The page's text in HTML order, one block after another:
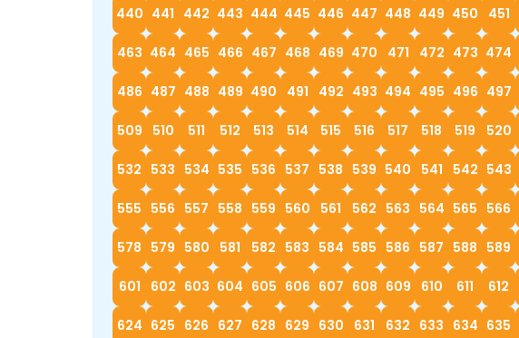
440 441 442 443 444 445 446 447 448 449 450 451
463 464 465 466 467 468 469 470 471 472 473 474
486 487 488 489 490 491 492 493 494 495 496 497
509 510 511 512 513 514 515 516 517 518 519 520
532 533 534 535 536 537 538 539 540 541 542 543
555 556 557 558 559 560 561 562 563 564 565 566
578 579 580 581 582 583 584 585 586 587 588 589
601 602 603 604 605 606 607 608 609 610 611 612
624 625 626 627 628 629 630 631 632 633 634 635